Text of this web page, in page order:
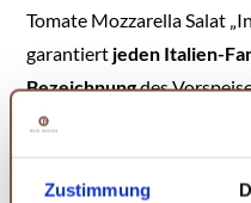
Zustimmung
Tomate Mozzarella Salat
garantiert jeden Italien-
Bezeichnungdes
Deutsch übrigens so viel wie
Büffel-Mozzarellas